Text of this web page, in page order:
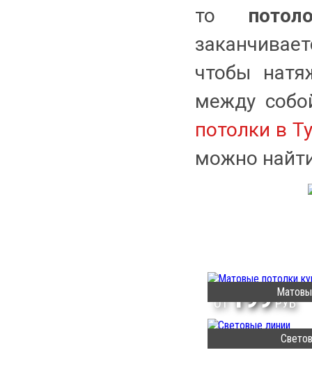
то
чтобы
между
потолки в
можно
ОТ199РУБ